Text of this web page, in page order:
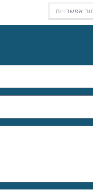
אפשרויות